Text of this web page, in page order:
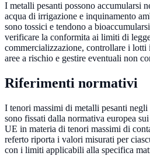
I metalli pesanti possono accumularsi
acqua di irrigazione e inquinamento
sono tossici e tendono a
verificare la conformita ai limiti di
commercializzazione, controllare i lotti
aree a rischio e gestire eventuali non
Riferimenti normativi
I tenori massimi di metalli pesanti
sono fissati dalla normativa europea
UE in materia di tenori massimi di
referto riporta i valori misurati per
con i limiti applicabili alla specifica